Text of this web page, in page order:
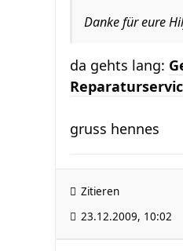
Danke für eure
da gehts lang:
gruss hennes
Zitieren
23.12.2009, 10:02